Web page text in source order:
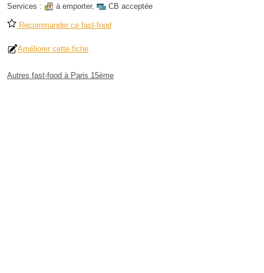
Services :
à emporter, CB acceptée
Recommander ce fast-food
Améliorer cette fiche
Autres fast-food à Paris 15ème